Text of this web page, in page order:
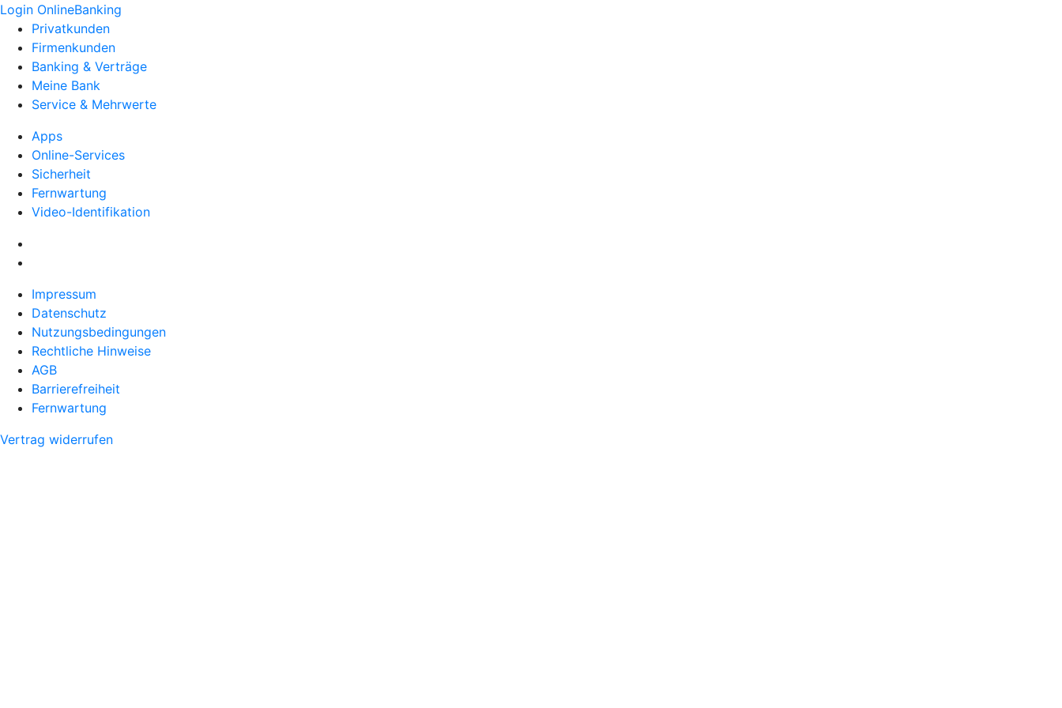
Login OnlineBanking
Privatkunden
Firmenkunden
Banking & Verträge
Meine Bank
Service & Mehrwerte
Apps
Online-Services
Sicherheit
Fernwartung
Video-Identifikation
Impressum
Datenschutz
Nutzungsbedingungen
Rechtliche Hinweise
AGB
Barrierefreiheit
Fernwartung
Vertrag widerrufen